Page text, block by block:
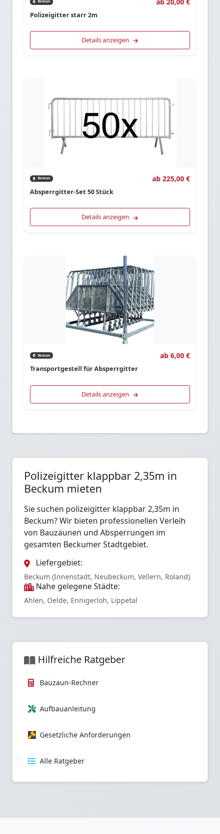
Beckum
Polizeigitter starr 2m
Details anzeigen
Beckum ab 225,00 €
Absperrgitter-Set 50 Stück
Details anzeigen
Beckum ab 6,00 €
Transportgestell für Absperrgitter
Details anzeigen
Polizeigitter klappbar 2,35m in
Beckum mieten
Sie suchen polizeigitter klappbar 2,35m in
Beckum? Wir bieten professionellen Verleih
von Bauzäunen und Absperrungen im
gesamten Beckumer Stadtgebiet.
Liefergebiet:
Beckum (Innenstadt, Neubeckum, Vellern, Roland)
Nahe gelegene Städte:
Ahlen, Oelde, Ennigerloh, Lippetal
Hilfreiche Ratgeber
Bauzaun-Rechner
Aufbauanleitung
Gesetzliche Anforderungen
Alle Ratgeber